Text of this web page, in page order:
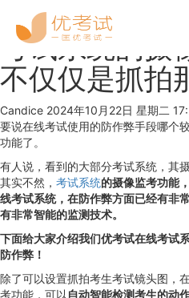
考试系统的
不仅仅是抓拍
Candice 2024年10月22日 星期二
要说在线考试使用的防作弊手段哪个
功能了。
有人说，看到的大部分考试系统，其
其实不然， 考试系统的摄像监考功能
线考试系统，在防作弊方面已经有非
有非常智能的监测技术。
下面给大家介绍我们优考试在线考试
防作弊！
除了可以设置抓拍考生考试镜头图，
考功能，可以 自动智能检测考生的动